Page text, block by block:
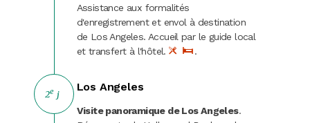
Croisières fluviales
Journées
Fêtes et marchés de Noël
Assistance aux formalités
d'enregistrement et envol à destination
de Los Angeles. Accueil par le guide local
et transfert à l'hôtel.
.
2e j
Los Angeles
Visite panoramique de Los Angeles.